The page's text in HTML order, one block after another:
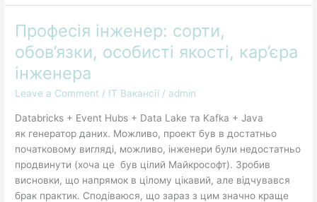
Професія інженер: сорти,
обов’язки, особисті якості, кар’єра
інженера
Leave a Comment / IT Вакансії/ admin
Databricks + Event Hubs + Data Lake та Kafka + Java
як генератор даних. Можливо, проект був в достатньо
початковому вигляді, можливо, інженери були недостатньо
продвинути (хоча це був цілий Майкрософт). Зробив
висновки, що напрямок в цілому цікавий, але відчувався
брак практик. Сподіваюся, що зараз з цим значно краще
Професія
інженер:
сорти,
обов’язки,
особисті
кар’єра
інженера